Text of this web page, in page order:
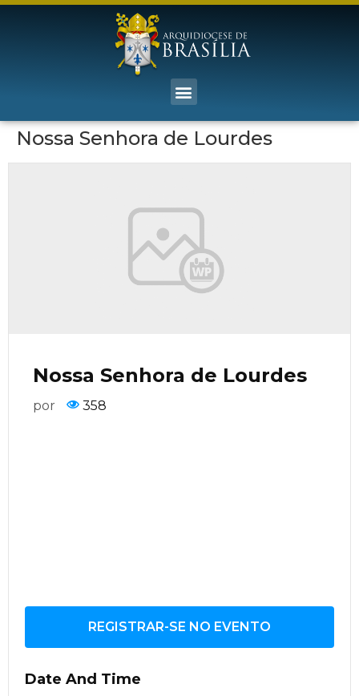
Nossa Senhora de Lourdes
Nossa Senhora de Lourdes
por 358
REGISTRAR-SE NO EVENTO
Date And Time